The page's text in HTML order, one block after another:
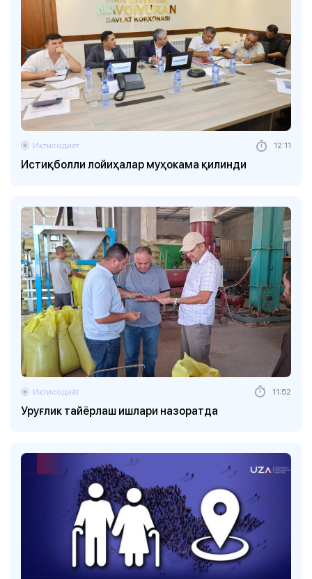
Истиқболли лойиҳалар муҳокама қилинди
Иқтисодиёт 12:11
Уруғлик тайёрлаш ишлари назоратда
Иқтисодиёт 11:52